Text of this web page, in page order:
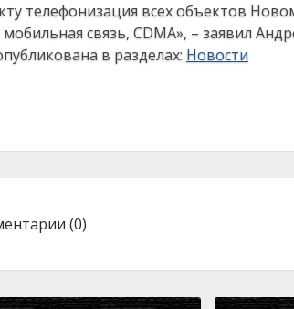
телефонизация всех объектов
мобильная связь, CDMA», – заявил
в разделах: Новости
(0)